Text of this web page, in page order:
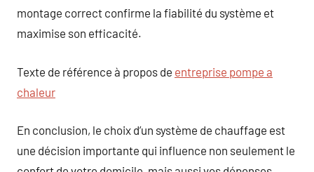
montage correct confirme la fiabilité du système et
maximise son efficacité.
Texte de référence à propos de entreprise pompe a
chaleur
En conclusion, le choix d’un système de chauffage est
une décision importante qui influence non seulement le